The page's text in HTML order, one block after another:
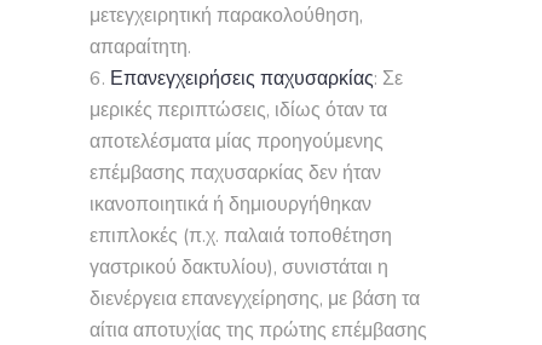
μετεγχειρητική παρακολούθηση,
απαραίτητη.
Επανεγχειρήσεις παχυσαρκίας: Σε
μερικές περιπτώσεις, ιδίως όταν τα
αποτελέσματα μίας προηγούμενης
επέμβασης παχυσαρκίας δεν ήταν
ικανοποιητικά ή δημιουργήθηκαν
επιπλοκές (π.χ. παλαιά τοποθέτηση
γαστρικού δακτυλίου), συνιστάται η
διενέργεια επανεγχείρησης, με βάση τα
αίτια αποτυχίας της πρώτης επέμβασης